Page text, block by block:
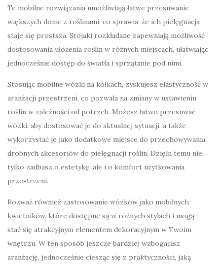
Te mobilne rozwiązania umożliwiają łatwe przesuwanie
większych donic z roślinami, co sprawia, że ich pielęgnacja
staje się prostsza. Stojaki rozkładane zapewniają możliwość
dostosowania ułożenia roślin w różnych miejscach, ułatwiając
jednocześnie dostęp do światła i sprzątanie pod nimi.
Stosując mobilne wózki na kółkach, zyskujesz elastyczność w
aranżacji przestrzeni, co pozwala na zmiany w ustawieniu
roślin w zależności od potrzeb. Możesz łatwo przesuwać
wózki, aby dostosować je do aktualnej sytuacji, a także
wykorzystać je jako dodatkowe miejsce do przechowywania
drobnych akcesoriów do pielęgnacji roślin. Dzięki temu nie
tylko zadbasz o estetykę, ale i o komfort użytkowania
przestrzeni.
Rozważ również zastosowanie wózków jako mobilnych
kwietników, które dostępne są w różnych stylach i mogą
stać się atrakcyjnym elementem dekoracyjnym w Twoim
wnętrzu. W ten sposób jeszcze bardziej wzbogacisz
aranżację, jednocześnie ciesząc się z praktyczności, jaką